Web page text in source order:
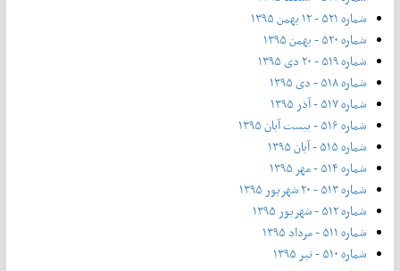
شماره ۵۲۱ - ۱۲ بهمن ۱۳۹۵
شماره ۵۲۰ - بهمن ۱۳۹۵
شماره ۵۱۹ - ۲۰ دی ۱۳۹۵
شماره ۵۱۸ - دی ۱۳۹۵
شماره ۵۱۷ - آذر ۱۳۹۵
شماره ۵۱۶ - بیست آبان ۱۳۹۵
شماره ۵۱۵ - آبان ۱۳۹۵
شماره ۵۱۴ - مهر ۱۳۹۵
شماره ۵۱۳ - ۲۰ شهریور ۱۳۹۵
شماره ۵۱۲ - شهریور ۱۳۹۵
شماره ۵۱۱ - مرداد ۱۳۹۵
شماره ۵۱۰ - تیر ۱۳۹۵